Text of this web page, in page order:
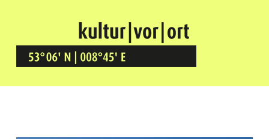
Kultur Vor Ort
BREMEN GRÖPELINGEN